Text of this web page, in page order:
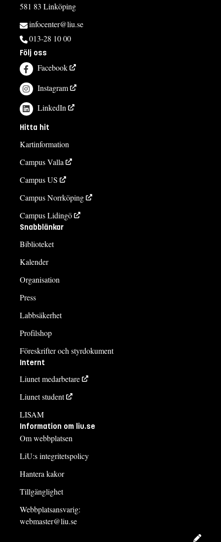
581 83 Linköping
infocenter@liu.se
013-28 10 00
Följ oss
Facebook
Instagram
LinkedIn
Hitta hit
Kartinformation
Campus Valla
Campus US
Campus Norrköping
Campus Lidingö
Snabblänkar
Biblioteket
Kalender
Organisation
Press
Labbsäkerhet
Profilshop
Föreskrifter och styrdokument
Internt
Liunet medarbetare
Liunet student
LISAM
Information om liu.se
Om webbplatsen
LiU:s integritetspolicy
Hantera kakor
Tillgänglighet
Webbplatsansvarig:
webmaster@liu.se